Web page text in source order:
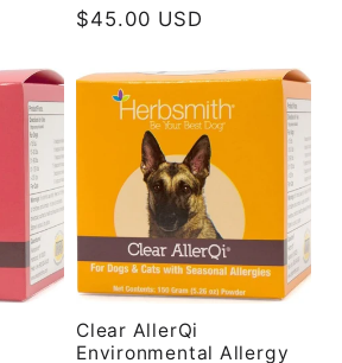
Κανονική
$45.00 USD
Clear AllerQi
Environmental Allergy